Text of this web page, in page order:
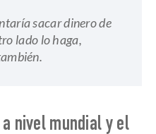
sacar dinero de
lado lo haga,
nivel mundial y el